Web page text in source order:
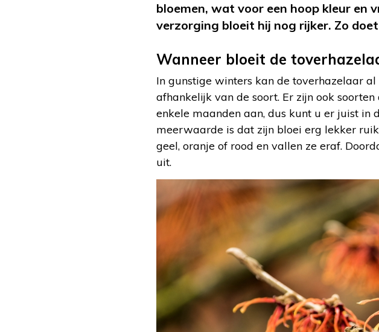
bloemen, wat voor een hoop kleur
verzorging bloeit hij nog rijker. Zo
Wanneer bloeit de
In gunstige winters kan de toverhazelaar
afhankelijk van de soort. Er zijn ook
enkele maanden aan, dus kunt u er juist in
meerwaarde is dat zijn bloei erg lekker
geel, oranje of rood en vallen ze eraf.
uit.